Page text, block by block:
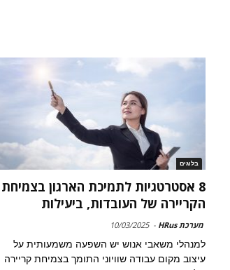
בלוגים
8 אסטרטגיות לתמיכת הארגון בצמיחת
הקריירה של העובדות, ביעילות
מערכת HRus -
10/03/2025
למנהלי משאבי אנוש יש השפעה משמעותית על
עיצוב מקום עבודה שוויוני התומך בצמיחת קריירה